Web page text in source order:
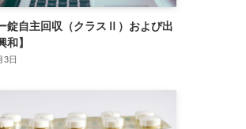
錠自主回収（クラスⅡ）および出
和】
3日